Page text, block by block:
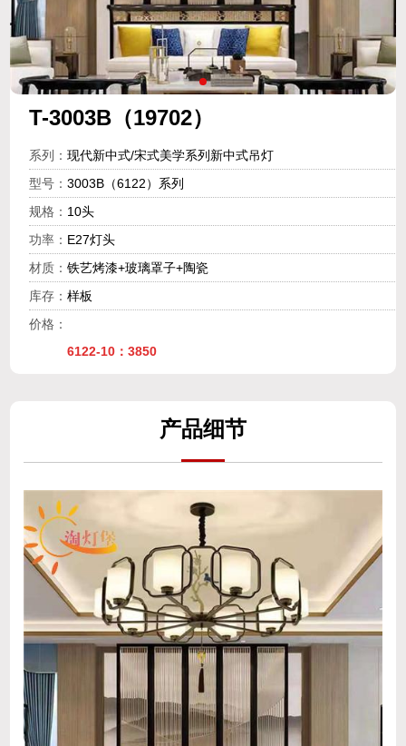
T-3003B（19702）
系列： 现代新中式/宋式美学系列新中式吊灯
型号： 3003B（6122）系列
规格： 10头
功率： E27灯头
材质： 铁艺烤漆+玻璃罩子+陶瓷
库存： 样板
价格：
6122-10：3850
产品细节